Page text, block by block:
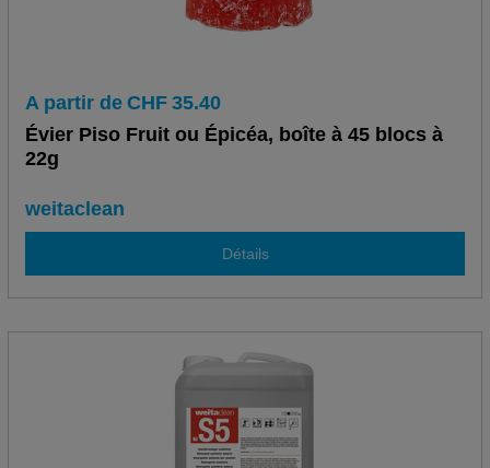
A partir de CHF 35.40
Évier Piso Fruit ou Épicéa, boîte à 45 blocs à
22g
weitaclean
Détails